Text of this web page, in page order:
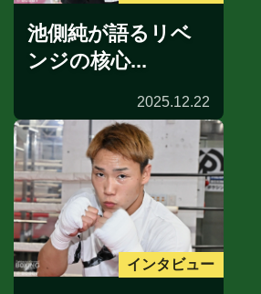
池側純が語るリベ
ンジの核心...
2025.12.22
インタビュー